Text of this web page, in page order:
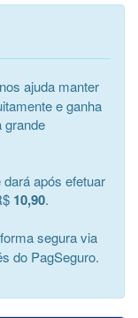
ajuda manter
e ganha
grande
após efetuar
10,90.
segura via
do PagSeguro.